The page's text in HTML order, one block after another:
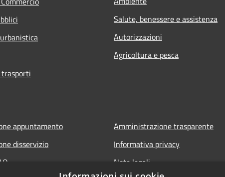
Salute, benessere e assistenza
Autorizzazioni
Agricoltura e pesca
appuntamento
disservizio
Amministrazione trasparente
Informativa privacy
Note legali